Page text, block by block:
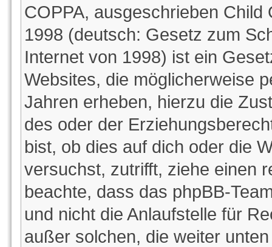
COPPA, ausgeschrieben
1998 (deutsch: Gesetz zum
Internet von 1998) ist ein
Websites, die möglicherweise
Jahren erheben, hierzu die
des oder der
bist, ob dies auf dich oder die
versuchst, zutrifft, ziehe einen
beachte, dass das phpBB-
und nicht die Anlaufstelle für
außer solchen, die weiter